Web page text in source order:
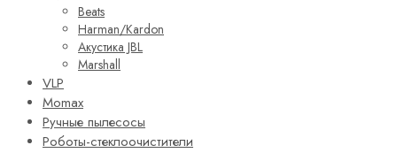
Beats
Harman/Kardon
Акустика JBL
Marshall
VLP
Momax
Ручные пылесосы
Роботы-стеклоочистители